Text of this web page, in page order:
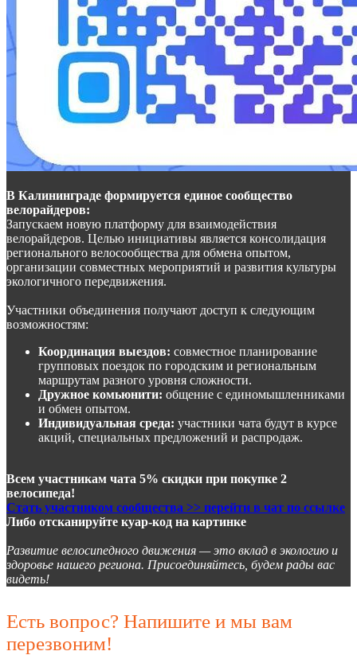
В Калининграде формируется единое сообщество
велорайдеров:
Запускаем новую платформу для взаимодействия
велорайдеров. Целью инициативы является консолидация
регионального велосообщества для обмена опытом,
организации совместных мероприятий и развития культуры
экологичного передвижения.
Участники объединения получают доступ к следующим
возможностям:
Координация выездов: совместное планирование
групповых поездок по городским и региональным
маршрутам разного уровня сложности.
Дружное комьюнити: общение с единомышленниками
и обмен опытом.
Индивидуальная среда: участники чата будут в курсе
акций, специальных предложений и распродаж.
Всем участникам чата 5% скидки при покупке 2
велосипеда!
Стать участником сообщества >> перейти в чат по ссылке
Либо отсканируйте куар-код на картинке
Развитие велосипедного движения — это вклад в экологию и
здоровье нашего региона. Присоединяйтесь, будем рады вас
видеть!
Есть вопрос? Напишите и мы вам
перезвоним!